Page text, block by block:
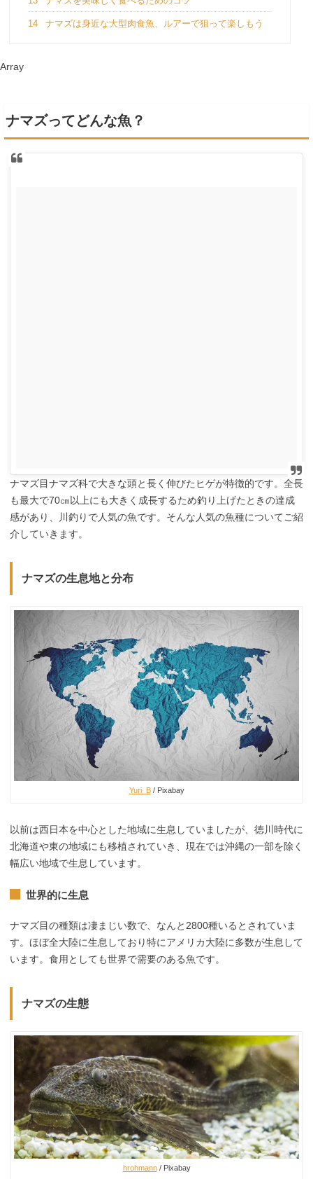
14 ナマズは身近な大型肉食魚、ルアーで狙って楽しもう
Array
ナマズってどんな魚？
ナマズ目ナマズ科で大きな頭と長く伸びたヒゲが特徴的です。全長
も最大で70㎝以上にも大きく成長するため釣り上げたときの達成
感があり、川釣りで人気の魚です。そんな人気の魚種についてご紹
介していきます。
ナマズの生息地と分布
Yuri_B/ Pixabay
以前は西日本を中心とした地域に生息していましたが、徳川時代に
北海道や東の地域にも移植されていき、現在では沖縄の一部を除く
幅広い地域で生息しています。
世界的に生息
ナマズ目の種類は凄まじい数で、なんと2800種いるとされていま
す。ほぼ全大陸に生息しており特にアメリカ大陸に多数が生息して
います。食用としても世界で需要のある魚です。
ナマズの生態
hrohmann/ Pixabay